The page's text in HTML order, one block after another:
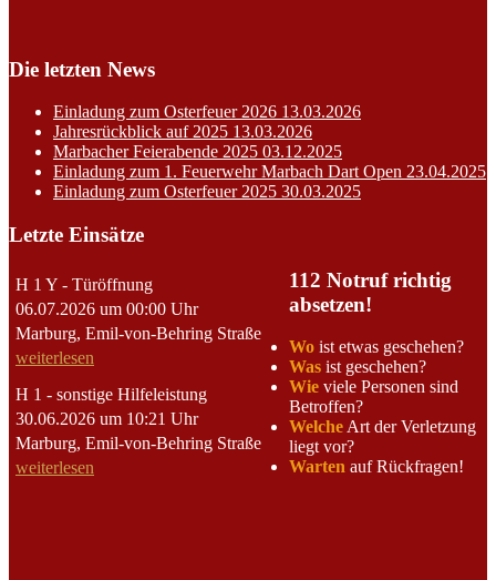
Die letzten News
Einladung zum Osterfeuer 2026 13.03.2026
Jahresrückblick auf 2025 13.03.2026
Marbacher Feierabende 2025 03.12.2025
Einladung zum 1. Feuerwehr Marbach Dart Open 23.04.2025
Einladung zum Osterfeuer 2025 30.03.2025
Letzte Einsätze
H 1 Y - Türöffnung
06.07.2026 um 00:00 Uhr
Marburg, Emil-von-Behring Straße
weiterlesen
H 1 - sonstige Hilfeleistung
30.06.2026 um 10:21 Uhr
Marburg, Emil-von-Behring Straße
weiterlesen
112 Notruf richtig
absetzen!
Wo ist etwas geschehen?
Was ist geschehen?
Wie viele Personen sind
Betroffen?
WelcheArt der Verletzung
liegt vor?
Warten auf Rückfragen!